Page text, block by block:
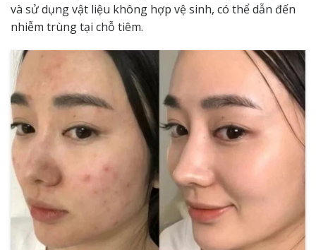
và sử dụng vật liệu không hợp vệ sinh, có thể dẫn đến
nhiễm trùng tại chỗ tiêm.